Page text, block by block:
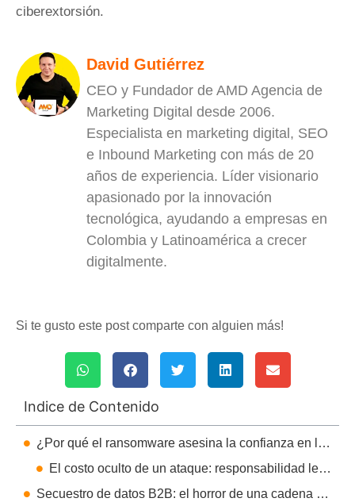
ciberextorsión.
David Gutiérrez
CEO y Fundador de AMD Agencia de
Marketing Digital desde 2006.
Especialista en marketing digital, SEO
e Inbound Marketing con más de 20
años de experiencia. Líder visionario
apasionado por la innovación
tecnológica, ayudando a empresas en
Colombia y Latinoamérica a crecer
digitalmente.
Si te gusto este post comparte con alguien más!
Indice de Contenido
¿Por qué el ransomware asesina la confianza en los negocios B2B?
El costo oculto de un ataque: responsabilidad legal y fuga de cerebros
Secuestro de datos B2B: el horror de una cadena de suministro envenenada